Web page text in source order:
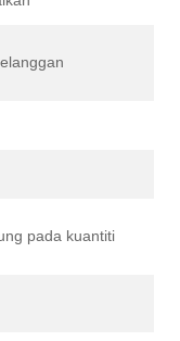
pada kuantiti